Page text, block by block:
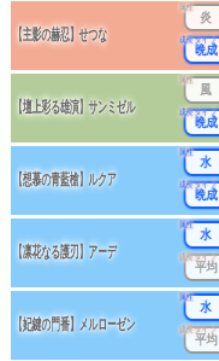
【主影の赫忍】せつな
属性
炎
成長タイプ
晩成
【壇上彩る雄演】サンミゼル
属性
風
成長タイプ
晩成
【想慕の青藍槍】ルクア
属性
水
成長タイプ
晩成
【凛花なる護刃】アーデ
属性
水
成長タイプ
平均
【妃鍵の門番】メルローゼン
属性
水
成長タイプ
平均